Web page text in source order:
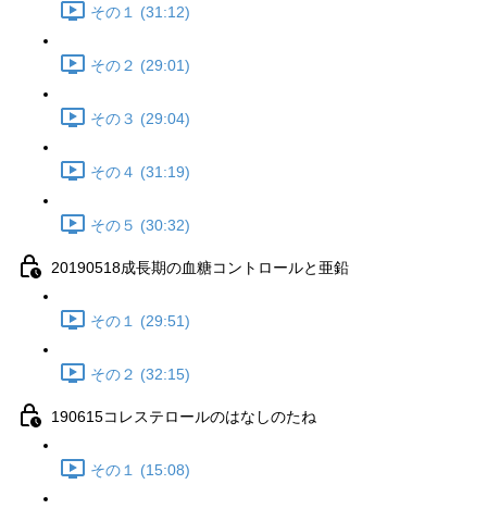
その１ (31:12)
その２ (29:01)
その３ (29:04)
その４ (31:19)
その５ (30:32)
20190518成長期の血糖コントロールと亜鉛
その１ (29:51)
その２ (32:15)
190615コレステロールのはなしのたね
その１ (15:08)